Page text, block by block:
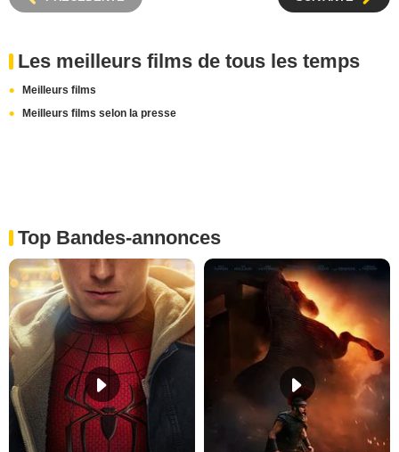
Les meilleurs films de tous les temps
Meilleurs films
Meilleurs films selon la presse
Top Bandes-annonces